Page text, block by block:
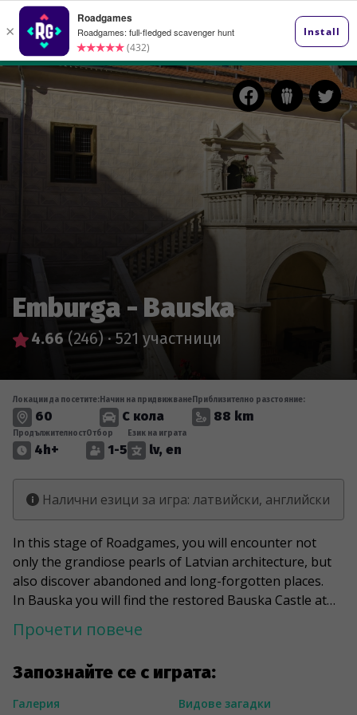
Emburga - Bauska
4.66 (246) · 521 участници
Запознайте се с играта:
Галерия
Видове загадки
Локации да посетите:
60
Начин на придвижване
С кола
Приблизително разстояние:
88 km
Продължителност
4h+
Отбор
1-5
Език на играта
lv, en
Налични езици за игра: латвийски, английски
In this stage of Roadgames, you will encounter not
only the grandiose pearls of Latvian architecture, but
also discover abandoned and long-forgotten places.
In Bauska you will find the restored Bauska Castle at
characteristic Renaissance architecture. Rundāle, a
the brightest example of classicism, do not require
additional comments.
Прочети повече